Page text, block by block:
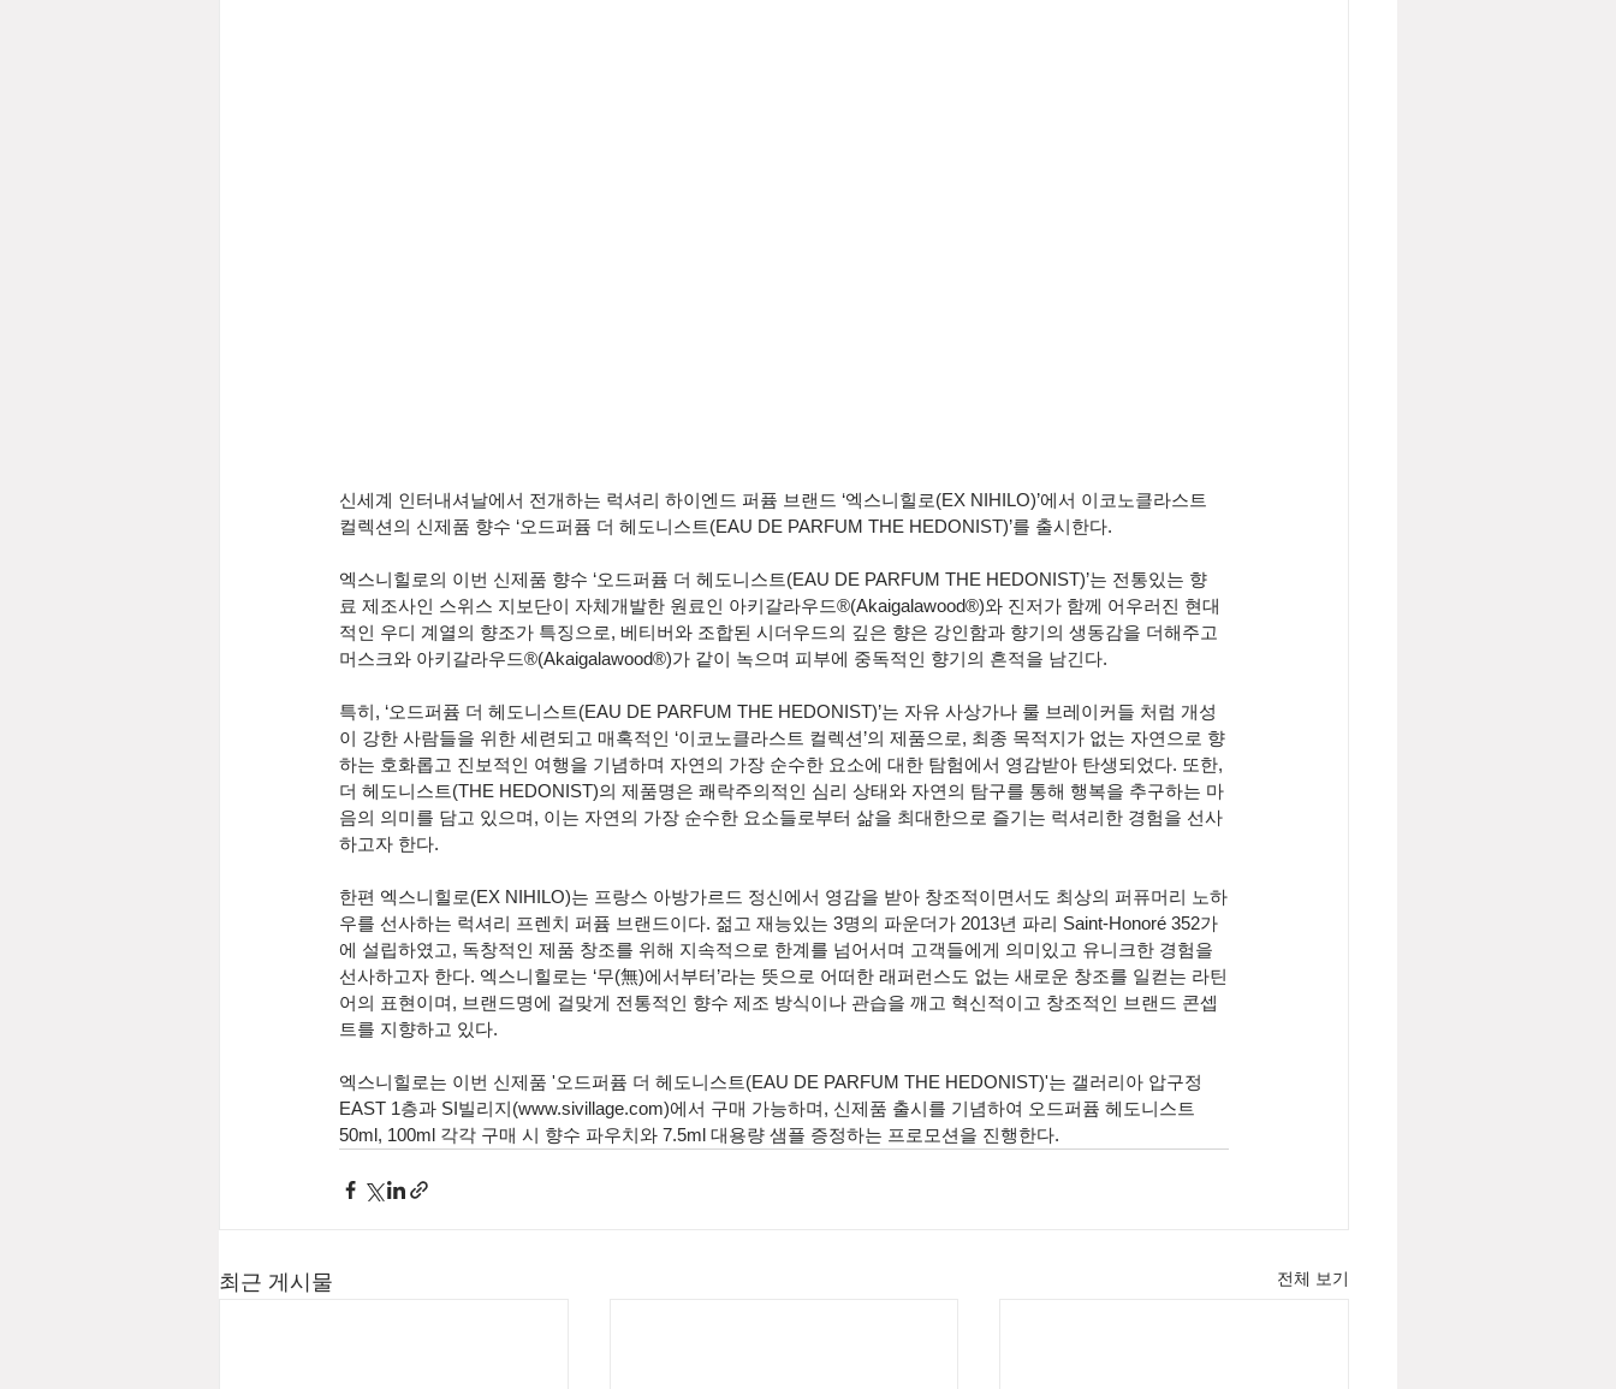
신세계 인터내셔날에서 전개하는 럭셔리 하이엔드 퍼퓸 브랜드 ‘엑스니힐로(EX NIHILO)’에서 이코노클라스트
컬렉션의 신제품 향수 ‘오드퍼퓸 더 헤도니스트(EAU DE PARFUM THE HEDONIST)’를 출시한다.
엑스니힐로의 이번 신제품 향수 ‘오드퍼퓸 더 헤도니스트(EAU DE PARFUM THE HEDONIST)’는 전통있는 향
료 제조사인 스위스 지보단이 자체개발한 원료인 아키갈라우드®(Akaigalawood®)와 진저가 함께 어우러진 현대
적인 우디 계열의 향조가 특징으로, 베티버와 조합된 시더우드의 깊은 향은 강인함과 향기의 생동감을 더해주고
머스크와 아키갈라우드®(Akaigalawood®)가 같이 녹으며 피부에 중독적인 향기의 흔적을 남긴다.
특히, ‘오드퍼퓸 더 헤도니스트(EAU DE PARFUM THE HEDONIST)’는 자유 사상가나 룰 브레이커들 처럼 개성
이 강한 사람들을 위한 세련되고 매혹적인 ‘이코노클라스트 컬렉션’의 제품으로, 최종 목적지가 없는 자연으로 향
하는 호화롭고 진보적인 여행을 기념하며 자연의 가장 순수한 요소에 대한 탐험에서 영감받아 탄생되었다. 또한,
더 헤도니스트(THE HEDONIST)의 제품명은 쾌락주의적인 심리 상태와 자연의 탐구를 통해 행복을 추구하는 마
음의 의미를 담고 있으며, 이는 자연의 가장 순수한 요소들로부터 삶을 최대한으로 즐기는 럭셔리한 경험을 선사
하고자 한다.
한편 엑스니힐로(EX NIHILO)는 프랑스 아방가르드 정신에서 영감을 받아 창조적이면서도 최상의 퍼퓨머리 노하
우를 선사하는 럭셔리 프렌치 퍼퓸 브랜드이다. 젊고 재능있는 3명의 파운더가 2013년 파리 Saint-Honoré 352가
에 설립하였고, 독창적인 제품 창조를 위해 지속적으로 한계를 넘어서며 고객들에게 의미있고 유니크한 경험을
선사하고자 한다. 엑스니힐로는 ‘무(無)에서부터’라는 뜻으로 어떠한 래퍼런스도 없는 새로운 창조를 일컫는 라틴
어의 표현이며, 브랜드명에 걸맞게 전통적인 향수 제조 방식이나 관습을 깨고 혁신적이고 창조적인 브랜드 콘셉
트를 지향하고 있다.
엑스니힐로는 이번 신제품 '오드퍼퓸 더 헤도니스트(EAU DE PARFUM THE HEDONIST)'는 갤러리아 압구정
EAST 1층과 SI빌리지(www.sivillage.com)에서 구매 가능하며, 신제품 출시를 기념하여 오드퍼퓸 헤도니스트
50ml, 100ml 각각 구매 시 향수 파우치와 7.5ml 대용량 샘플 증정하는 프로모션을 진행한다.
최근 게시물 전체 보기